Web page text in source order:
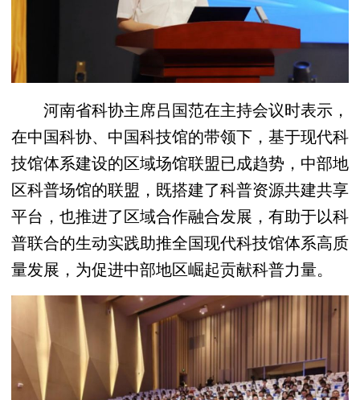
河南省科协主席吕国范在主持会议时表示，
在中国科协、中国科技馆的带领下，基于现代科
技馆体系建设的区域场馆联盟已成趋势，中部地
区科普场馆的联盟，既搭建了科普资源共建共享
平台，也推进了区域合作融合发展，有助于以科
普联合的生动实践助推全国现代科技馆体系高质
量发展，为促进中部地区崛起贡献科普力量。